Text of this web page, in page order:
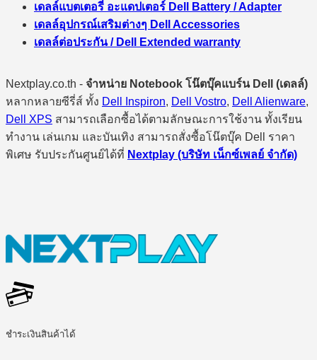
เดลล์แบตเตอรี่ อะแดปเตอร์ Dell Battery / Adapter
เดลล์อุปกรณ์เสริมต่างๆ Dell Accessories
เดลล์ต่อประกัน / Dell Extended warranty
Nextplay.co.th - จำหน่าย Notebook โน๊ตบุ๊คแบร์น Dell (เดลล์)
หลากหลายซีรี่ส์ ทั้ง Dell Inspiron, Dell Vostro, Dell Alienware,
Dell XPS สามารถเลือกซื้อได้ตามลักษณะการใช้งาน ทั้งเรียน
ทำงาน เล่นเกม และบันเทิง สามารถสั่งซื้อโน๊ตบุ๊ค Dell ราคา
พิเศษ รับประกันศูนย์ได้ที่ Nextplay (บริษัท เน็กซ์เพลย์ จำกัด)
ชำระเงินสินค้าได้